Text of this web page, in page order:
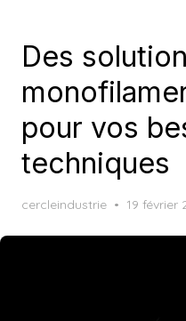
Des
pour vos
techniques
cercleindustrie
Posted
19 février